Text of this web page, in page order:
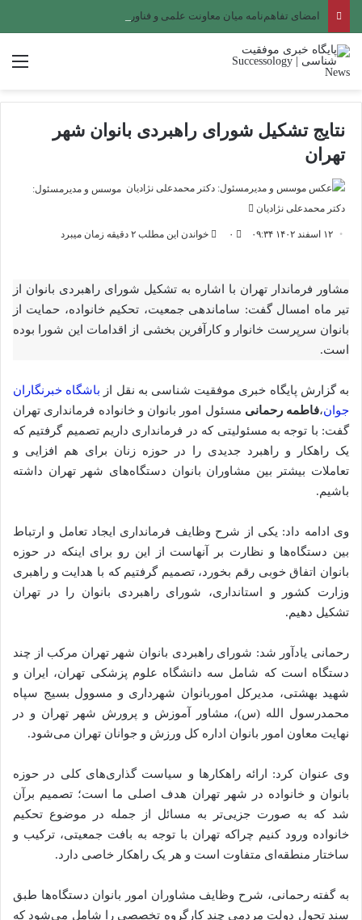
نتایج تشکیل شورای راهبردی بانوان شهر
تهران
موسس و مدیرمسئول:
دکتر محمدعلی نژادیان
۱۲ اسفند ۱۴۰۲ ۰۹:۳۴ ۰ خواندن این مطلب ۲ دقیقه زمان میبرد
مشاور فرماندار تهران با اشاره به تشکیل شورای راهبردی بانوان از
تیر ماه امسال گفت: ساماندهی جمعیت، تحکیم خانواده، حمایت از
بانوان سرپرست خانوار و کارآفرین بخشی از اقدامات این شورا بوده
است.
به گزارش پایگاه خبری موفقیت شناسی به نقل از باشگاه خبرنگاران
جوان،فاطمه رحمانی مسئول امور بانوان و خانواده فرمانداری تهران
گفت: با توجه به مسئولیتی که در فرمانداری داریم تصمیم گرفتیم که
یک راهکار و راهبرد جدیدی را در حوزه زنان برای هم افزایی و
تعاملات بیشتر بین مشاوران بانوان دستگاه‌های شهر تهران داشته
باشیم.
وی ادامه داد: یکی از شرح وظایف فرمانداری ایجاد تعامل و ارتباط
بین دستگاه‌ها و نظارت بر آنهاست از این رو برای اینکه در حوزه
بانوان اتفاق خوبی رقم بخورد، تصمیم گرفتیم که با هدایت و راهبری
وزارت کشور و استانداری، شورای راهبردی بانوان را در تهران
تشکیل دهیم.
رحمانی یادآور شد: شورای راهبردی بانوان شهر تهران مرکب از چند
دستگاه است که شامل سه دانشگاه علوم پزشکی تهران، ایران و
شهید بهشتی، مدیرکل اموربانوان شهرداری و مسوول بسیج سپاه
محمدرسول الله (س)، مشاور آموزش و پرورش شهر تهران و در
نهایت معاون امور بانوان اداره کل ورزش و جوانان تهران می‌شود.
وی عنوان کرد: ارائه راهکار‌ها و سیاست گذاری‌های کلی در حوزه
بانوان و خانواده در شهر تهران هدف اصلی ما است؛ تصمیم برآن
شد که به صورت جزیی‌تر به مسائل از جمله در موضوع تحکیم
خانواده ورود کنیم چراکه تهران با توجه به بافت جمعیتی، ترکیب و
ساختار منطقه‌ای متفاوت است و هر یک راهکار خاصی دارد.
به گفته رحمانی، شرح وظایف مشاوران امور بانوان دستگاه‌ها طبق
سند تحول دولت مردمی چند کارگروه تخصصی را شامل می‌شود که